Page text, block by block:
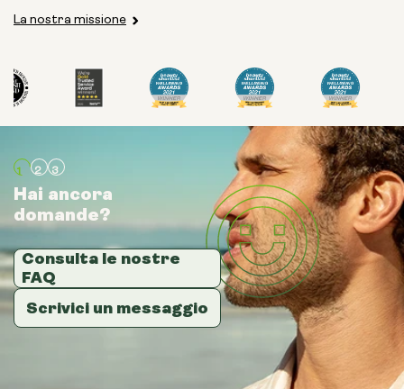
La nostra missione
Hai ancora
domande?
Consulta le nostre
FAQ
Scrivici un messaggio
Hai ancora
domande?
Consulta le nostre
FAQ
Scrivici un messaggio
Hai ancora
domande?
Consulta le nostre
FAQ
Scrivici un messaggio